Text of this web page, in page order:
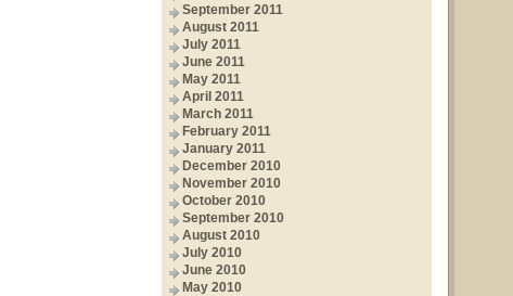
September 2011
August 2011
July 2011
June 2011
May 2011
April 2011
March 2011
February 2011
January 2011
December 2010
November 2010
October 2010
September 2010
August 2010
July 2010
June 2010
May 2010